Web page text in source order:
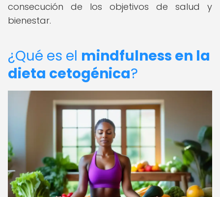
consecución de los objetivos de salud y
bienestar.
¿Qué es el mindfulness en la
dieta cetogénica?